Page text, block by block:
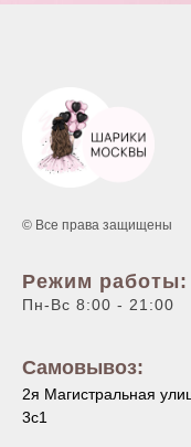
© Все права защищены
Режим работы:
Пн-Вс 8:00 - 21:00
Самовывоз:
2я Магистральная
3с1